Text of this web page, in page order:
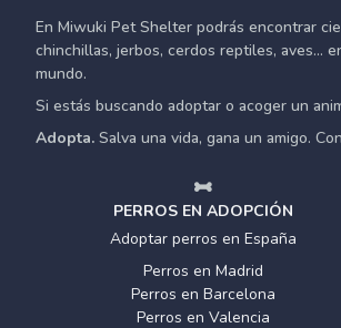
En Miwuki Pet Shelter podrás encontrar
chinchillas, jerbos, cerdos reptiles, aves...
mundo.
Si estás buscando adoptar o acoger un
Adopta. Salva una vida, gana un amigo.
PERROS EN ADOPCIÓN
Adoptar perros en España
Perros en Madrid
Perros en Barcelona
Perros en Valencia